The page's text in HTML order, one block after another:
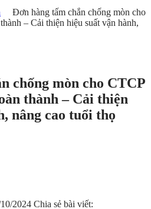
Đơn hàng tấm chắn chống mòn cho
– Cải thiện hiệu suất vận hành,
chống mòn cho CTCP
thành – Cải thiện
nâng cao tuổi thọ
2024 Chia sẻ bài viết: